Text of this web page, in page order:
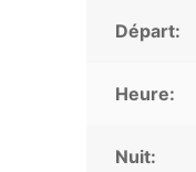
Départ:
Heure:
Nuit: